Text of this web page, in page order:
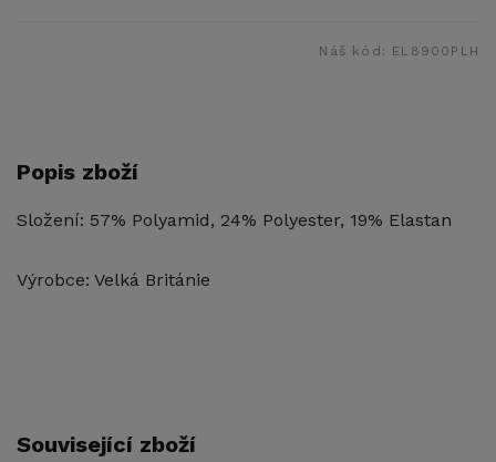
Náš kód: EL8900PLH
Popis zboží
Složení: 57% Polyamid, 24% Polyester, 19% Elastan
Výrobce: Velká Británie
Související zboží